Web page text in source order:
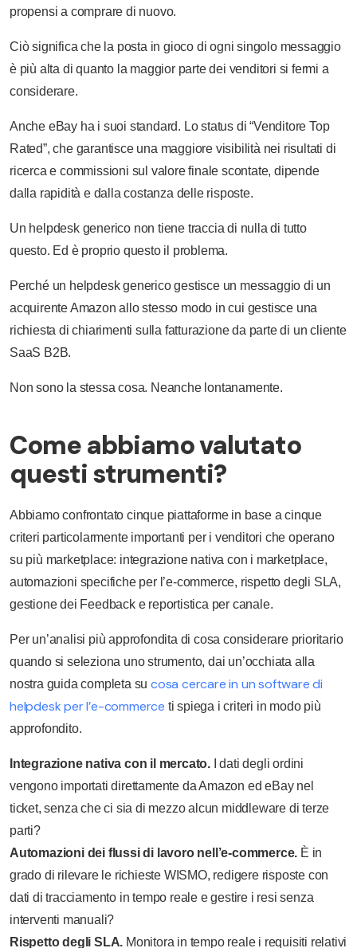
propensi a comprare di nuovo.
Ciò significa che la posta in gioco di ogni singolo messaggio
è più alta di quanto la maggior parte dei venditori si fermi a
considerare.
Anche eBay ha i suoi standard. Lo status di “Venditore Top
Rated”, che garantisce una maggiore visibilità nei risultati di
ricerca e commissioni sul valore finale scontate, dipende
dalla rapidità e dalla costanza delle risposte.
Un helpdesk generico non tiene traccia di nulla di tutto
questo. Ed è proprio questo il problema.
Perché un helpdesk generico gestisce un messaggio di un
acquirente Amazon allo stesso modo in cui gestisce una
richiesta di chiarimenti sulla fatturazione da parte di un cliente
SaaS B2B.
Non sono la stessa cosa. Neanche lontanamente.
Come abbiamo valutato
questi strumenti?
Abbiamo confrontato cinque piattaforme in base a cinque
criteri particolarmente importanti per i venditori che operano
su più marketplace: integrazione nativa con i marketplace,
automazioni specifiche per l’e-commerce, rispetto degli SLA,
gestione dei Feedback e reportistica per canale.
Per un’analisi più approfondita di cosa considerare prioritario
quando si seleziona uno strumento, dai un’occhiata alla
nostra guida completa sucosa cercare in un software di
helpdesk per l’e-commerce ti spiega i criteri in modo più
approfondito.
Integrazione nativa con il mercato. I dati degli ordini
vengono importati direttamente da Amazon ed eBay nel
ticket, senza che ci sia di mezzo alcun middleware di terze
parti?
Automazioni dei flussi di lavoro nell’e-commerce. È in
grado di rilevare le richieste WISMO, redigere risposte con
dati di tracciamento in tempo reale e gestire i resi senza
interventi manuali?
Rispetto degli SLA. Monitora in tempo reale i requisiti relativi